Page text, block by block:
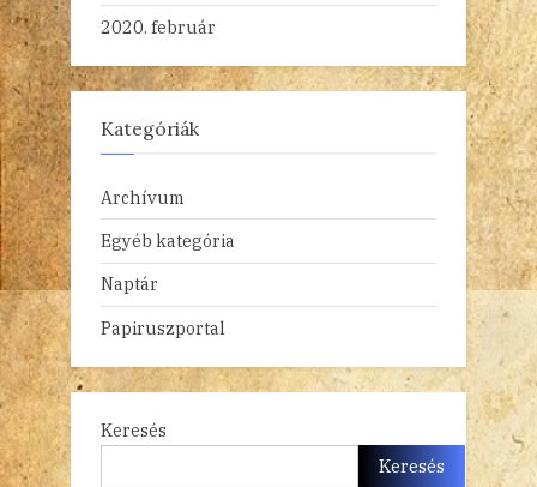
2020. február
Kategóriák
Archívum
Egyéb kategória
Naptár
Papiruszportal
Keresés
Keresés